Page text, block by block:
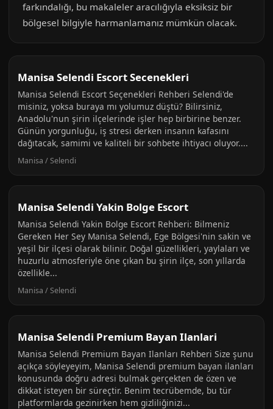
farkındalığı, bu makaleler aracılığıyla eksiksiz bir
bölgesel bilgiyle harmanlamanız mümkün olacak.
Manisa Selendi Escort Secenekleri
Manisa Selendi Escort Seçenekleri Rehberi Selendi'de
misiniz, yoksa buraya mı yolumuz düştü? Bilirsiniz,
Anadolu'nun şirin ilçelerinde işler hep birbirine benzer.
Günün yorgunluğu, iş stresi derken insanın kafasını
dağıtacak, samimi ve kaliteli bir sohbete ihtiyacı oluyor....
Manisa / Selendi
Manisa Selendi Yakin Bolge Escort
Manisa Selendi Yakin Bolge Escort Rehberi: Bilmeniz
Gereken Her Sey Manisa Selendi, Ege Bölgesi'nin sakin ve
yeşil bir ilçesi olarak bilinir. Doğal güzellikleri, yaylaları ve
huzurlu atmosferiyle öne çıkan bu şirin ilçe, son yıllarda
özellikle...
Manisa / Selendi
Manisa Selendi Premium Bayan Ilanlari
Manisa Selendi Premium Bayan Ilanları Rehberi Size şunu
açıkça söyleyeyim, Manisa Selendi premium bayan ilanları
konusunda doğru adresi bulmak gerçekten de özen ve
dikkat isteyen bir süreçtir. Benim tecrübemde, bu tür
platformlarda gezinirken hem gizliliğinizi...